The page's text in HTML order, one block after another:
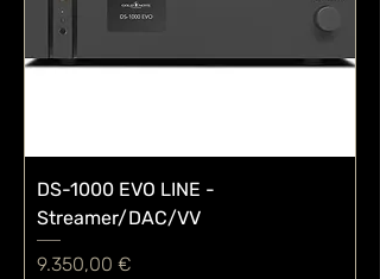
DS-1000 EVO LINE -
Streamer/DAC/VV
Preis
9.350,00 €